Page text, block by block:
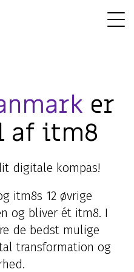
er
af itm8
digitale kompas!
itm8s 12 øvrige
og bliver ét itm8. I
de bedst mulige
transformation og